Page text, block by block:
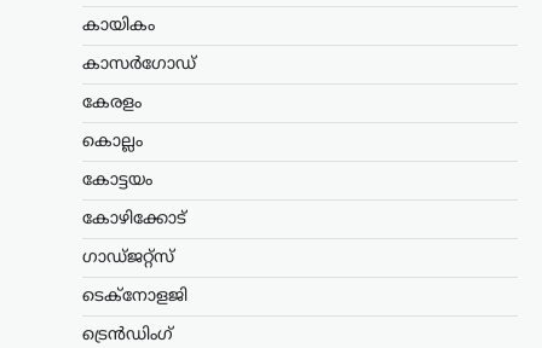
കായികം
കാസർഗോഡ്
കേരളം
കൊല്ലം
കോട്ടയം
കോഴിക്കോട്
ഗാഡ്ജറ്റ്സ്
ടെക്നോളജി
ട്രെൻഡിംഗ്
ന്യൂസ് ഡെസ്ക്
ബാങ്കുകൾ മുഖേന
പെൻഷൻ എത്തിക്കുന്ന രീതി
അവസാനിപ്പിച്ച്, തുക നേരിട്ട്…
ട്രെൻഡിംഗ്,ദേശീയം,ലേറ്റസ്റ്റ് ന്യൂസ്
ജെൻ Zഉം ജെൻ